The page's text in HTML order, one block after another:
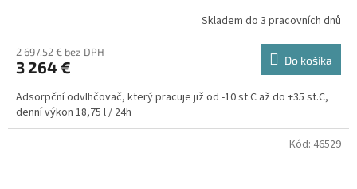
Skladem do 3 pracovních dnů
2 697,52 € bez DPH
3 264 € Do košíka
Adsorpční odvlhčovač, který pracuje již od -10 st.C až do +35 st.C,
denní výkon 18,75 l / 24h
Kód: 46529